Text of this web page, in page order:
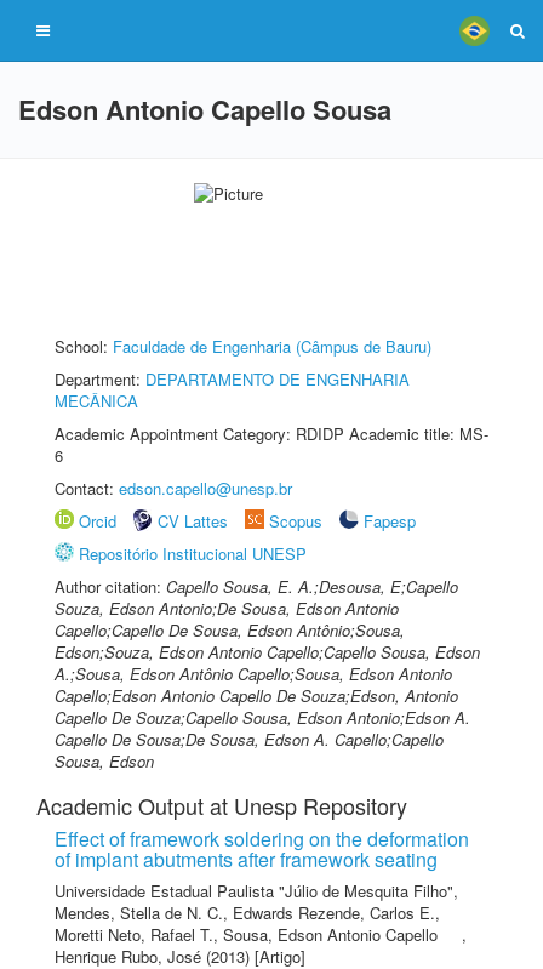
Edson Antonio Capello Sousa
School: Faculdade de Engenharia (Câmpus de Bauru)
Department: DEPARTAMENTO DE ENGENHARIA
MECÂNICA
Academic Appointment Category: RDIDP Academic title: MS-
6
Contact: edson.capello@unesp.br
Orcid
CV Lattes Scopus
Fapesp
Repositório Institucional UNESP
Author citation: Capello Sousa, E. A.;Desousa, E;Capello
Souza, Edson Antonio;De Sousa, Edson Antonio
Capello;Capello De Sousa, Edson Antônio;Sousa,
Edson;Souza, Edson Antonio Capello;Capello Sousa, Edson
A.;Sousa, Edson Antônio Capello;Sousa, Edson Antonio
Capello;Edson Antonio Capello De Souza;Edson, Antonio
Capello De Souza;Capello Sousa, Edson Antonio;Edson A.
Capello De Sousa;De Sousa, Edson A. Capello;Capello
Sousa, Edson
Academic Output at Unesp Repository
Effect of framework soldering on the deformation
of implant abutments after framework seating
Universidade Estadual Paulista "Júlio de Mesquita Filho",
Mendes, Stella de N. C., Edwards Rezende, Carlos E.,
Moretti Neto, Rafael T., Sousa, Edson Antonio Capello
,
Henrique Rubo, José (2013) [Artigo]